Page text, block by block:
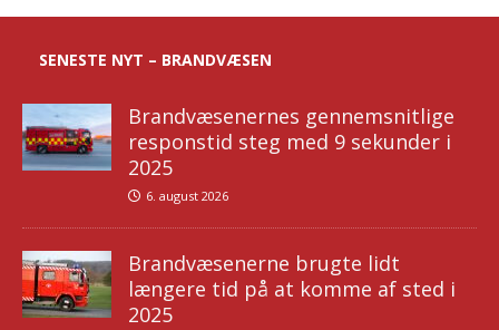
SENESTE NYT – BRANDVÆSEN
Brandvæsenernes gennemsnitlige
responstid steg med 9 sekunder i
2025
6. august 2026
Brandvæsenerne brugte lidt
længere tid på at komme af sted i
2025